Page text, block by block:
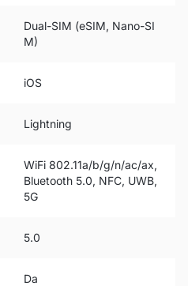
Dual-SIM (eSIM, Nano-SI
M)
iOS
Lightning
WiFi 802.11a/b/g/n/ac/ax,
Bluetooth 5.0, NFC, UWB,
5G
5.0
Da